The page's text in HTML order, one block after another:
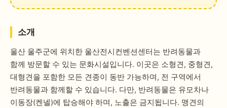
소개
울산 울주군에 위치한 울산전시컨벤션센터는 반려동물과
함께 방문할 수 있는 문화시설입니다. 이곳은 소형견, 중형견,
대형견을 포함한 모든 견종이 동반 가능하며, 전 구역에서
반려동물과 함께할 수 있습니다. 다만, 반려동물은 유모차나
이동장(켄넬)에 탑승해야 하며, 노출은 금지됩니다. 맹견의